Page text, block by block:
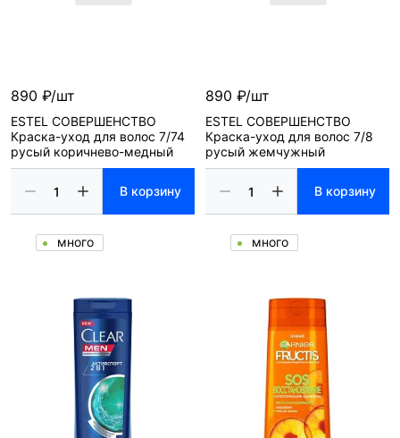
890 ₽/шт
ESTEL СОВЕРШЕНСТВО
Краска-уход для волос 7/74
русый коричнево-медный
В корзину
много
890 ₽/шт
ESTEL СОВЕРШЕНСТВО
Краска-уход для волос 7/8
русый жемчужный
В корзину
много